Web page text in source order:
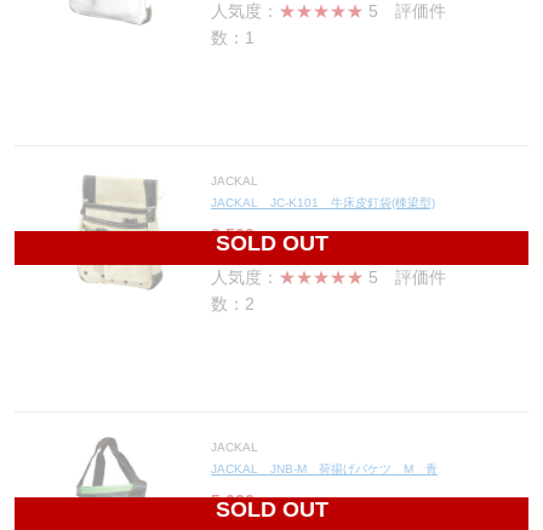
人気度： ★★★★★ 5 評価件
数：1
SOLD OUT
JACKAL
JACKAL JC-K101 牛床皮釘袋(棟梁型)
2,500 円(税込2,750円)
人気度： ★★★★★ 5 評価件
数：2
SOLD OUT
JACKAL
JACKAL JNB-M 荷揚げバケツ M 青
5,620 円(税込6,182円)